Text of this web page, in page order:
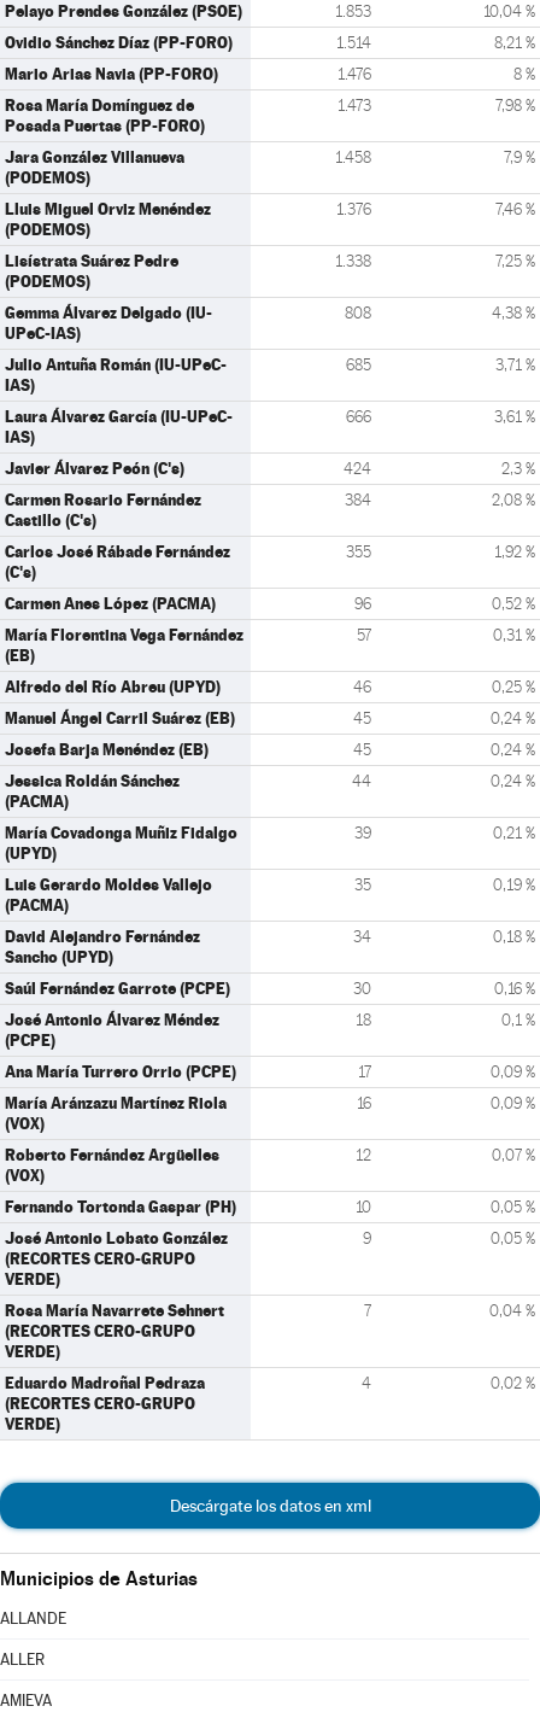
Pelayo Prendes González (PSOE) 1.853 10,04 %
Ovidio Sánchez Díaz (PP-FORO) 1.514 8,21 %
Mario Arias Navia (PP-FORO) 1.476 8 %
Rosa María Domínguez de
Posada Puertas (PP-FORO)
1.473 7,98 %
Jara González Villanueva
(PODEMOS)
1.458 7,9 %
Lluis Miguel Orviz Menéndez
(PODEMOS)
1.376 7,46 %
Lisístrata Suárez Pedre
(PODEMOS)
1.338 7,25 %
Gemma Álvarez Delgado (IU-
UPeC-IAS)
808 4,38 %
Julio Antuña Román (IU-UPeC-
IAS)
685 3,71 %
Laura Álvarez García (IU-UPeC-
IAS)
666 3,61 %
Javier Álvarez Peón (C's) 424 2,3 %
Carmen Rosario Fernández
Castillo (C's)
384 2,08 %
Carlos José Rábade Fernández
(C's)
355 1,92 %
Carmen Anes López (PACMA) 96 0,52 %
María Florentina Vega Fernández
(EB)
57 0,31 %
Alfredo del Río Abreu (UPYD) 46 0,25 %
Manuel Ángel Carril Suárez (EB) 45 0,24 %
Josefa Barja Menéndez (EB) 45 0,24 %
Jessica Roldán Sánchez
(PACMA)
44 0,24 %
María Covadonga Muñiz Fidalgo
(UPYD)
39 0,21 %
Luis Gerardo Moldes Vallejo
(PACMA)
35 0,19 %
David Alejandro Fernández
Sancho (UPYD)
34 0,18 %
Saúl Fernández Garrote (PCPE) 30 0,16 %
José Antonio Álvarez Méndez
(PCPE)
18 0,1 %
Ana María Turrero Orrio (PCPE) 17 0,09 %
María Aránzazu Martínez Riola
(VOX)
16 0,09 %
Roberto Fernández Argüelles
(VOX)
12 0,07 %
Fernando Tortonda Gaspar (PH) 10 0,05 %
José Antonio Lobato González
(RECORTES CERO-GRUPO
VERDE)
9 0,05 %
Rosa María Navarrete Sehnert
(RECORTES CERO-GRUPO
VERDE)
7 0,04 %
Eduardo Madroñal Pedraza
(RECORTES CERO-GRUPO
VERDE)
4 0,02 %
Descárgate los datos en xml
Municipios de Asturias
ALLANDE
ALLER
AMIEVA